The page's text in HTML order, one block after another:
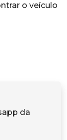
o veículo
da